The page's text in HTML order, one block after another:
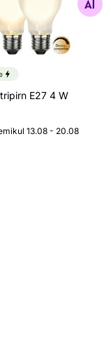
Otsi sarnaseid
E27 4 W
13.08 - 20.08